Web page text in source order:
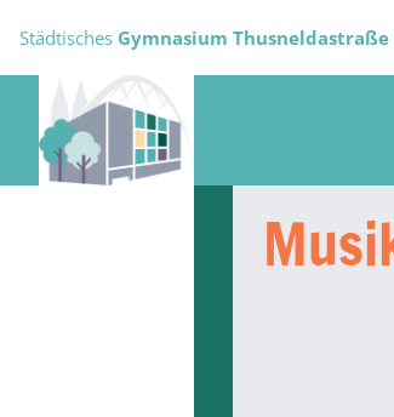
Städtisches Gymnasium Thusneldastraße